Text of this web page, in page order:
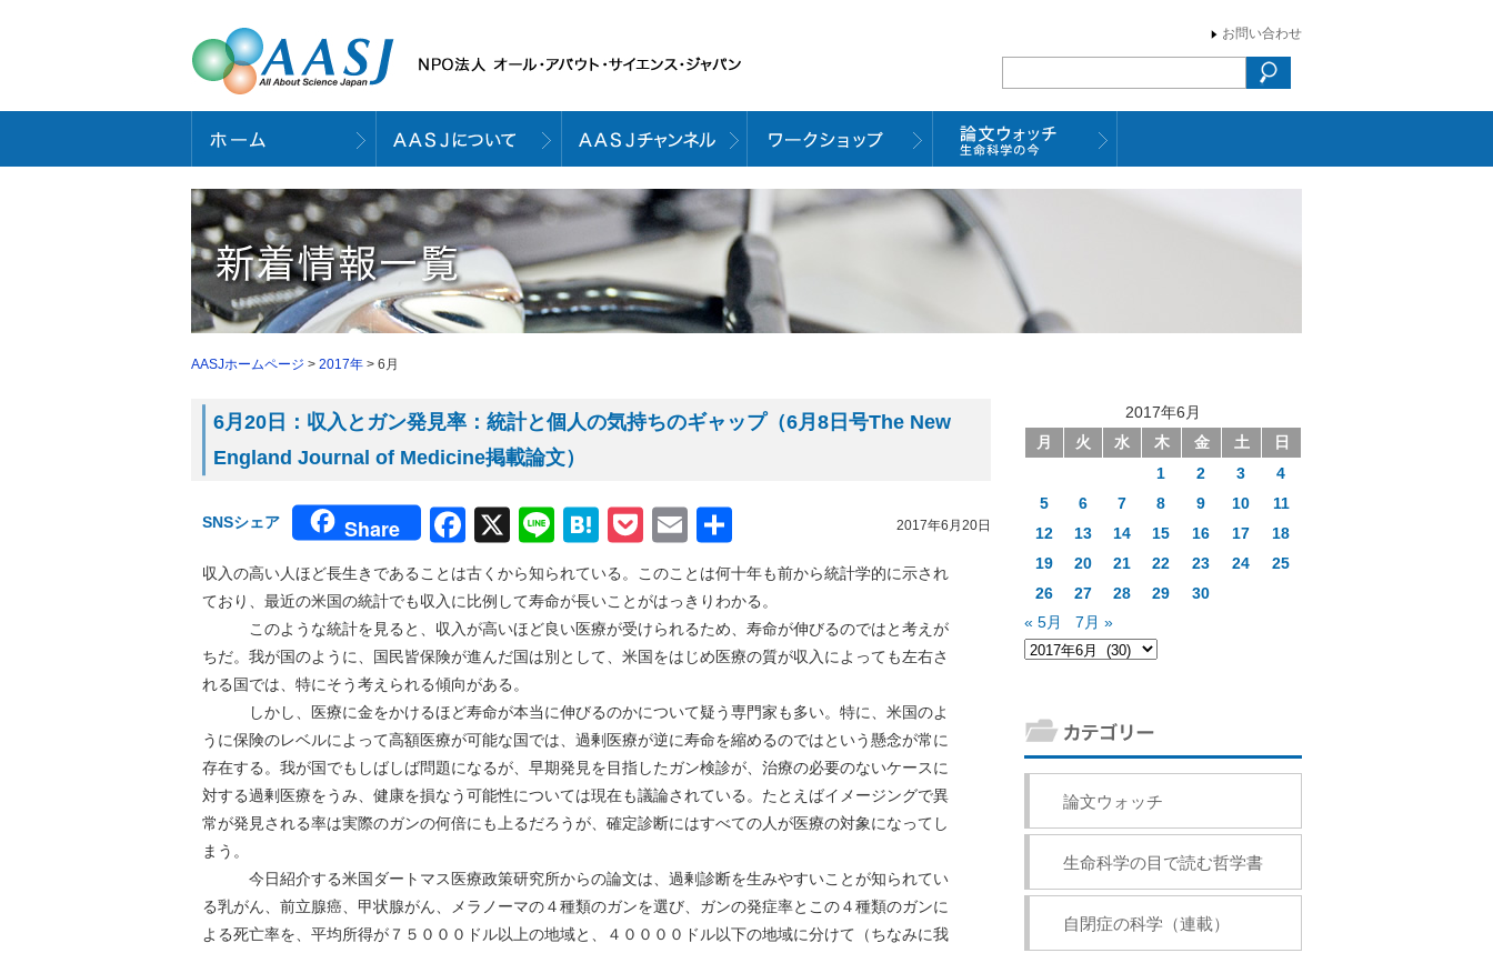
お問い合わせ
AASJホームページ > 2017年 > 6月
6月20日：収入とガン発見率：統計と個人の気持ちのギャップ（6月8日号The New
England Journal of Medicine掲載論文）
2017年6月20日
SNSシェア Share Facebook
X LineHatena
Pocket
Email
有
収入の高い人ほど長生きであることは古くから知られている。このことは何十年も前から統計学的に示され
ており、最近の米国の統計でも収入に比例して寿命が長いことがはっきりわかる。
このような統計を見ると、収入が高いほど良い医療が受けられるため、寿命が伸びるのではと考えが
ちだ。我が国のように、国民皆保険が進んだ国は別として、米国をはじめ医療の質が収入によっても左右さ
れる国では、特にそう考えられる傾向がある。
しかし、医療に金をかけるほど寿命が本当に伸びるのかについて疑う専門家も多い。特に、米国のよ
うに保険のレベルによって高額医療が可能な国では、過剰医療が逆に寿命を縮めるのではという懸念が常に
存在する。我が国でもしばしば問題になるが、早期発見を目指したガン検診が、治療の必要のないケースに
対する過剰医療をうみ、健康を損なう可能性については現在も議論されている。たとえばイメージングで異
常が発見される率は実際のガンの何倍にも上るだろうが、確定診断にはすべての人が医療の対象になってし
まう。
今日紹介する米国ダートマス医療政策研究所からの論文は、過剰診断を生みやすいことが知られてい
る乳がん、前立腺癌、甲状腺がん、メラノーマの４種類のガンを選び、ガンの発症率とこの４種類のガンに
よる死亡率を、平均所得が７５０００ドル以上の地域と、４００００ドル以下の地域に分けて（ちなみに我
2017年6月
月
火 水 木 金 土
日
1
2 3
4
5
6 7 8 9 10
11
12
13 14 15 16 17
18
19
20 21 22 23 24
25
26
27 28 29
30
« 5月
7月 »
論文ウォッチ
生命科学の目で読む哲学書
自閉症の科学（連載）